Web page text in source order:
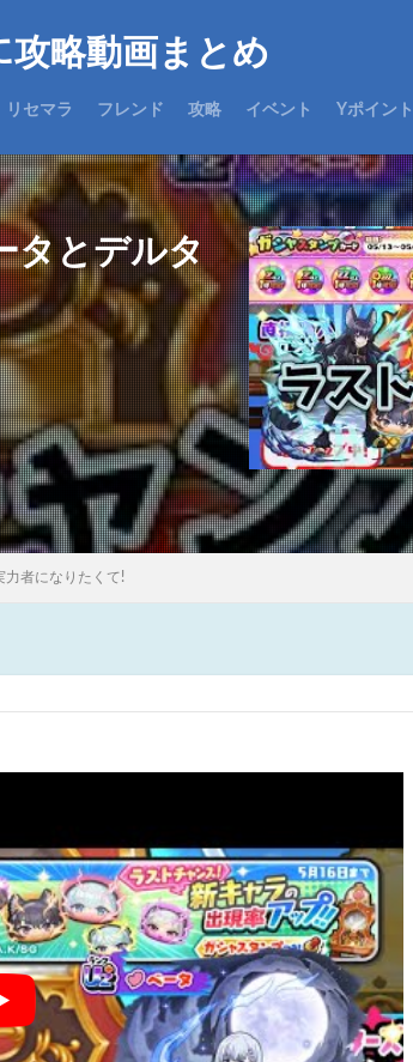
攻略動画まとめ
リセマラ フレンド 攻略 イベント Yポイント
タとデルタ
力者になりたくて!